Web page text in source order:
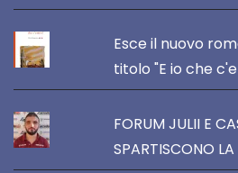
Esce il nuovo
titolo "E io che
FORUM JULII E
SPARTISCONO